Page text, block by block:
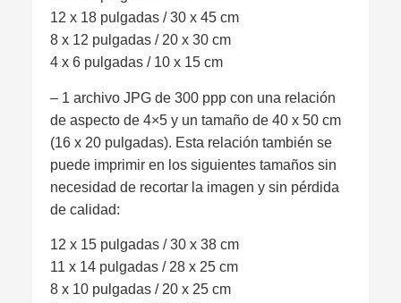
12 x 18 pulgadas / 30 x 45 cm
8 x 12 pulgadas / 20 x 30 cm
4 x 6 pulgadas / 10 x 15 cm
– 1 archivo JPG de 300 ppp con una relación
de aspecto de 4×5 y un tamaño de 40 x 50 cm
(16 x 20 pulgadas). Esta relación también se
puede imprimir en los siguientes tamaños sin
necesidad de recortar la imagen y sin pérdida
de calidad:
12 x 15 pulgadas / 30 x 38 cm
11 x 14 pulgadas / 28 x 25 cm
8 x 10 pulgadas / 20 x 25 cm